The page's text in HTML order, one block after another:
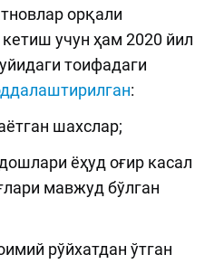
орқали
учун ҳам 2020 йил
тоифадаги
:
шахслар;
ёҳуд оғир касал
мавжуд бўлган
рўйхатдан ўтган